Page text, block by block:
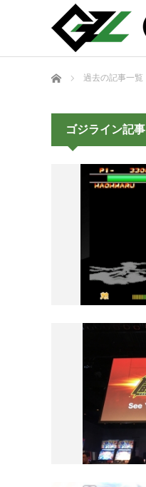
ホーム 過去の記事一覧
ゴジライン記事